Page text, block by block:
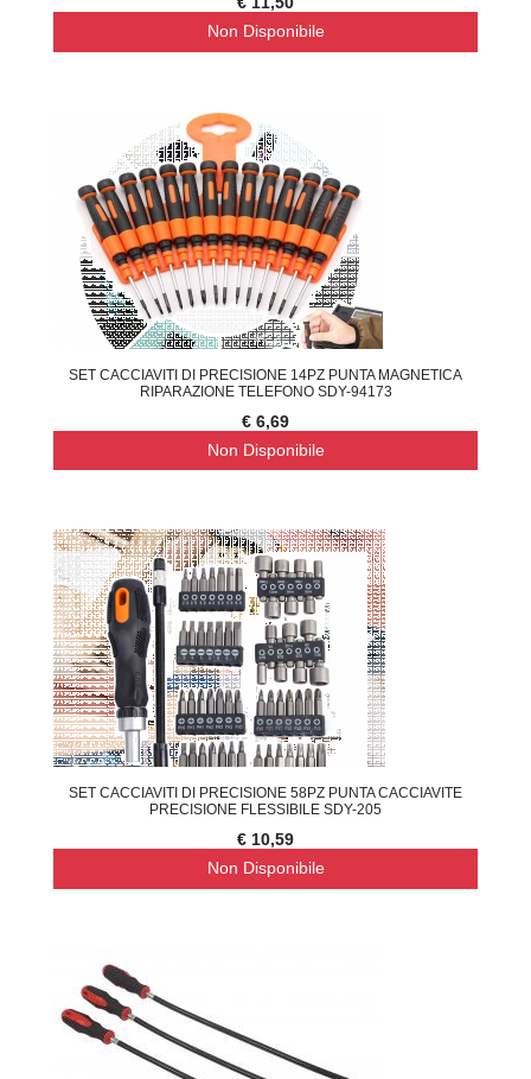
Non Disponibile
SET CACCIAVITI DI PRECISIONE 14PZ PUNTA MAGNETICA
RIPARAZIONE TELEFONO SDY-94173
€ 6,69
Non Disponibile
SET CACCIAVITI DI PRECISIONE 58PZ PUNTA CACCIAVITE
PRECISIONE FLESSIBILE SDY-205
€ 10,59
Non Disponibile